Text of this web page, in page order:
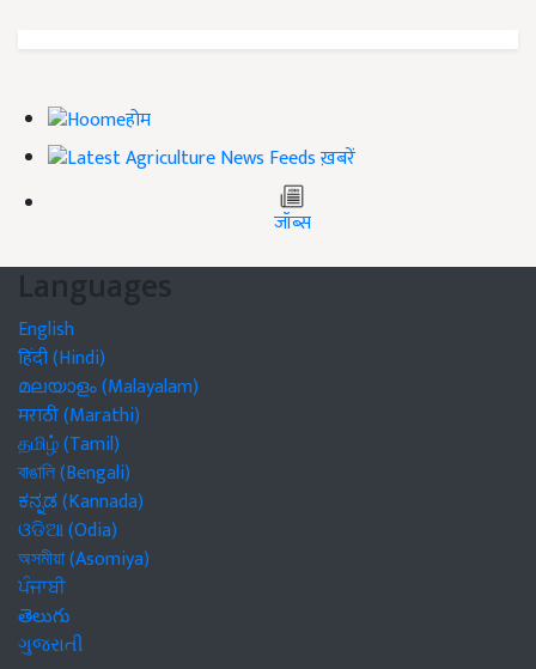
होम
ख़बरें
जॉब्स
Languages
English
हिंदी (Hindi)
മലയാളം (Malayalam)
मराठी (Marathi)
தமிழ் (Tamil)
বাঙালি (Bengali)
ಕನ್ನಡ (Kannada)
ଓଡିଆ (Odia)
অসমীয়া (Asomiya)
ਪੰਜਾਬੀ
తెలుగు
ગુજરાતી